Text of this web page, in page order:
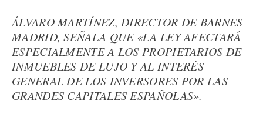
ÁLVARO MARTÍNEZ, DIRECTOR DE BARNES
MADRID, SEÑALA QUE «LA LEY AFECTARÁ
ESPECIALMENTE A LOS PROPIETARIOS DE
INMUEBLES DE LUJO Y AL INTERÉS
GENERAL DE LOS INVERSORES POR LAS
GRANDES CAPITALES ESPAÑOLAS».